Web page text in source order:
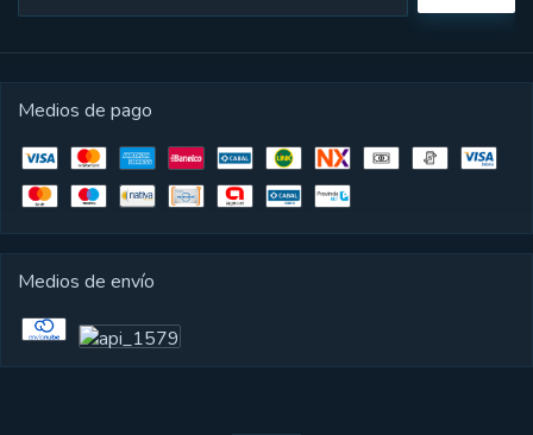
Medios de pago
Medios de envío